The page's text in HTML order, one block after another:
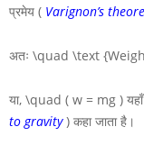
प्रमेय ( Varignon’s
अतः \quad \text
या, \quad ( w = mg ) यहाँ
to gravity) कहा जाता है।